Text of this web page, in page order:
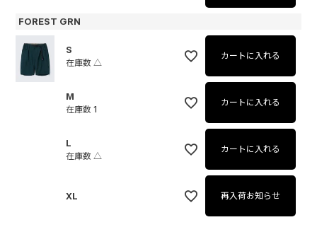
FOREST GRN
S
在庫数 △
カートに入れる
M
在庫数 1
カートに入れる
L
在庫数 △
カートに入れる
XL 再入荷お知らせ